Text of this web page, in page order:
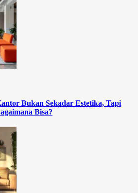
Bukan Sekadar Estetika, Tapi
Bisa?